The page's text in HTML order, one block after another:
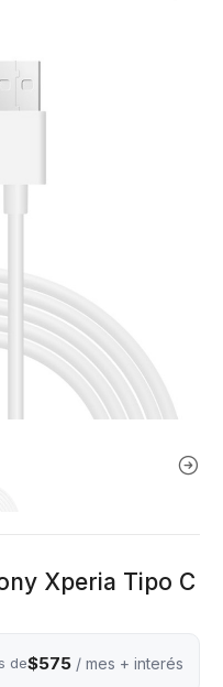
Xperia Tipo C
de$575 / mes + interés